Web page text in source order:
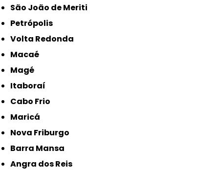
São João de Meriti
Petrópolis
Volta Redonda
Macaé
Magé
Itaboraí
Cabo Frio
Maricá
Nova Friburgo
Barra Mansa
Angra dos Reis